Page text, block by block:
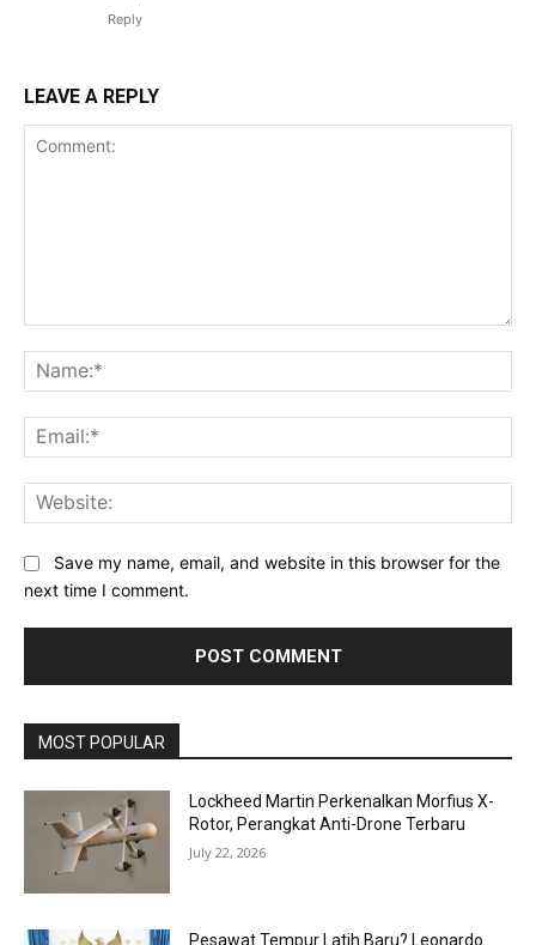
Reply
LEAVE A REPLY
Save my name, email, and website in this browser for the
next time I comment.
MOST POPULAR
Lockheed Martin Perkenalkan Morfius X-
Rotor, Perangkat Anti-Drone Terbaru
July 22, 2026
Pesawat Tempur Latih Baru? Leonardo